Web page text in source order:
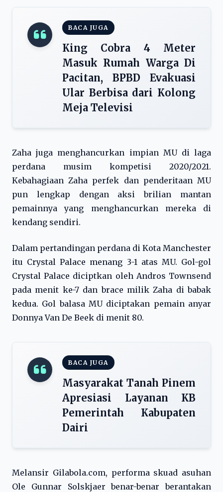
BACA JUGA
King Cobra 4 Meter
Masuk Rumah Warga Di
Pacitan, BPBD Evakuasi
Ular Berbisa dari Kolong
Meja Televisi
Zaha juga menghancurkan impian MU di laga
perdana musim kompetisi 2020/2021.
Kebahagiaan Zaha perfek dan penderitaan MU
pun lengkap dengan aksi brilian mantan
pemainnya yang menghancurkan mereka di
kendang sendiri.
Dalam pertandingan perdana di Kota Manchester
itu Crystal Palace menang 3-1 atas MU. Gol-gol
Crystal Palace diciptkan oleh Andros Townsend
pada menit ke-7 dan brace milik Zaha di babak
kedua. Gol balasa MU diciptakan pemain anyar
Donnya Van De Beek di menit 80.
BACA JUGA
Masyarakat Tanah Pinem
Apresiasi Layanan KB
Pemerintah Kabupaten
Dairi
Melansir Gilabola.com, performa skuad asuhan
Ole Gunnar Solskjaer benar-benar berantakan